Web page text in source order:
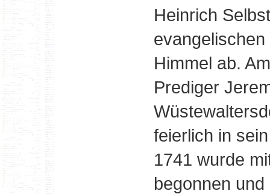
Heinrich
Himmel ab.
Prediger
feierlich in
1741 wurde
begonnen